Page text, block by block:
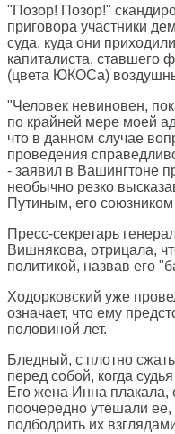
"Позор! Позор!"
приговора участники
суда, куда они
капиталиста, ставшего
(цвета ЮКОСа)
"Человек невиновен,
по крайней мере моей
что в данном случае
проведения
- заявил в Вашингтоне
необычно резко
Путиным, его
Пресс-секретарь
Вишнякова, отрицала,
политикой, назвав его
Ходорковский уже
означает, что ему
половиной лет.
Бледный, с плотно
перед собой, когда
Его жена Инна плакала,
поочередно утешали
подбодрить их